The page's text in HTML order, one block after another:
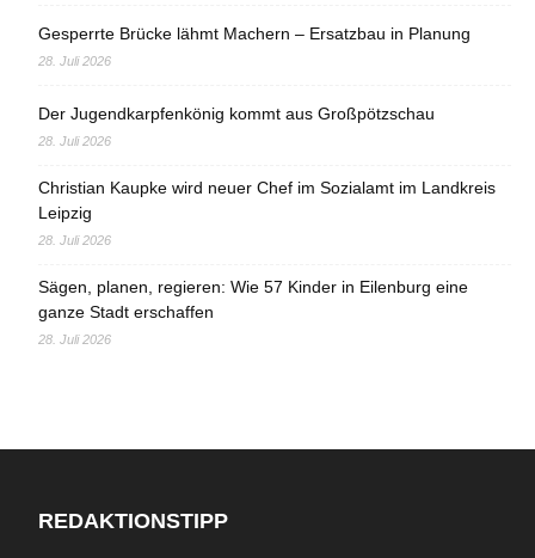
Gesperrte Brücke lähmt Machern – Ersatzbau in Planung
28. Juli 2026
Der Jugendkarpfenkönig kommt aus Großpötzschau
28. Juli 2026
Christian Kaupke wird neuer Chef im Sozialamt im Landkreis
Leipzig
28. Juli 2026
Sägen, planen, regieren: Wie 57 Kinder in Eilenburg eine
ganze Stadt erschaffen
28. Juli 2026
REDAKTIONSTIPP